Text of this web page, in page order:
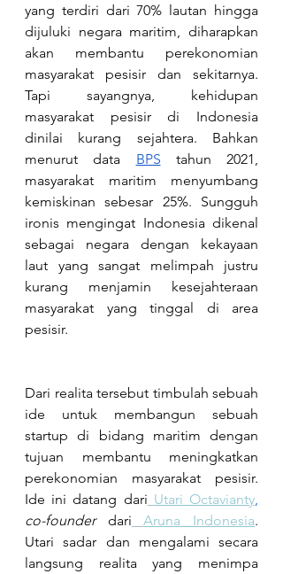
yang terdiri dari 70% lautan hingga
dijuluki negara maritim, diharapkan
akan membantu perekonomian
masyarakat pesisir dan sekitarnya.
Tapi sayangnya, kehidupan
masyarakat pesisir di Indonesia
dinilai kurang sejahtera. Bahkan
menurut data
BPS tahun 2021,
masyarakat maritim menyumbang
kemiskinan sebesar 25%. Sungguh
ironis mengingat Indonesia dikenal
sebagai negara dengan kekayaan
laut yang sangat melimpah justru
kurang menjamin kesejahteraan
masyarakat yang tinggal di area
pesisir.
Dari realita tersebut timbulah sebuah
ide untuk membangun sebuah
startup di bidang maritim dengan
tujuan membantu meningkatkan
perekonomian masyarakat pesisir.
Ide ini datang dari Utari Octavianty,
co-founder dari Aruna Indonesia.
Utari sadar dan mengalami secara
langsung realita yang menimpa